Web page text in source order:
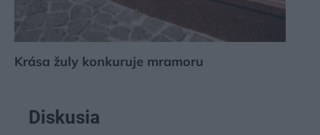
Krása žuly konkuruje mramoru
Diskusia